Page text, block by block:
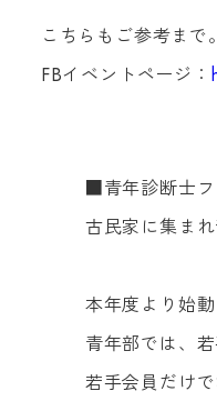
こちらもご参考まで。
FBイベントページ：
■青年診断士
古民家に集ま
本年度より始
青年部では、
若手会員だけ